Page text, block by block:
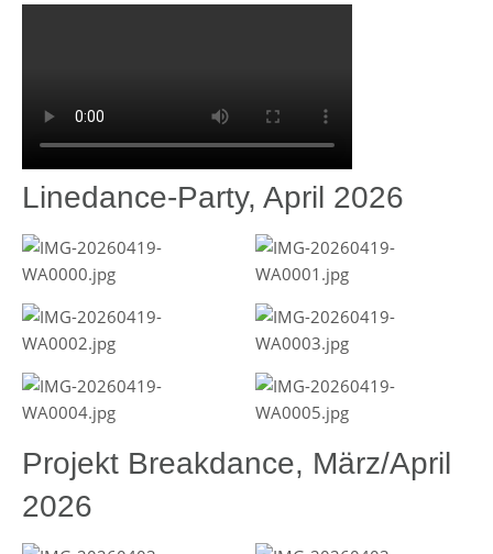
Linedance-Party, April 2026
Projekt Breakdance, März/April
2026